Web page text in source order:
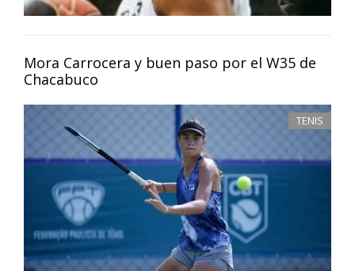
Mora Carrocera y buen paso por el W35 de
Chacabuco
TENIS